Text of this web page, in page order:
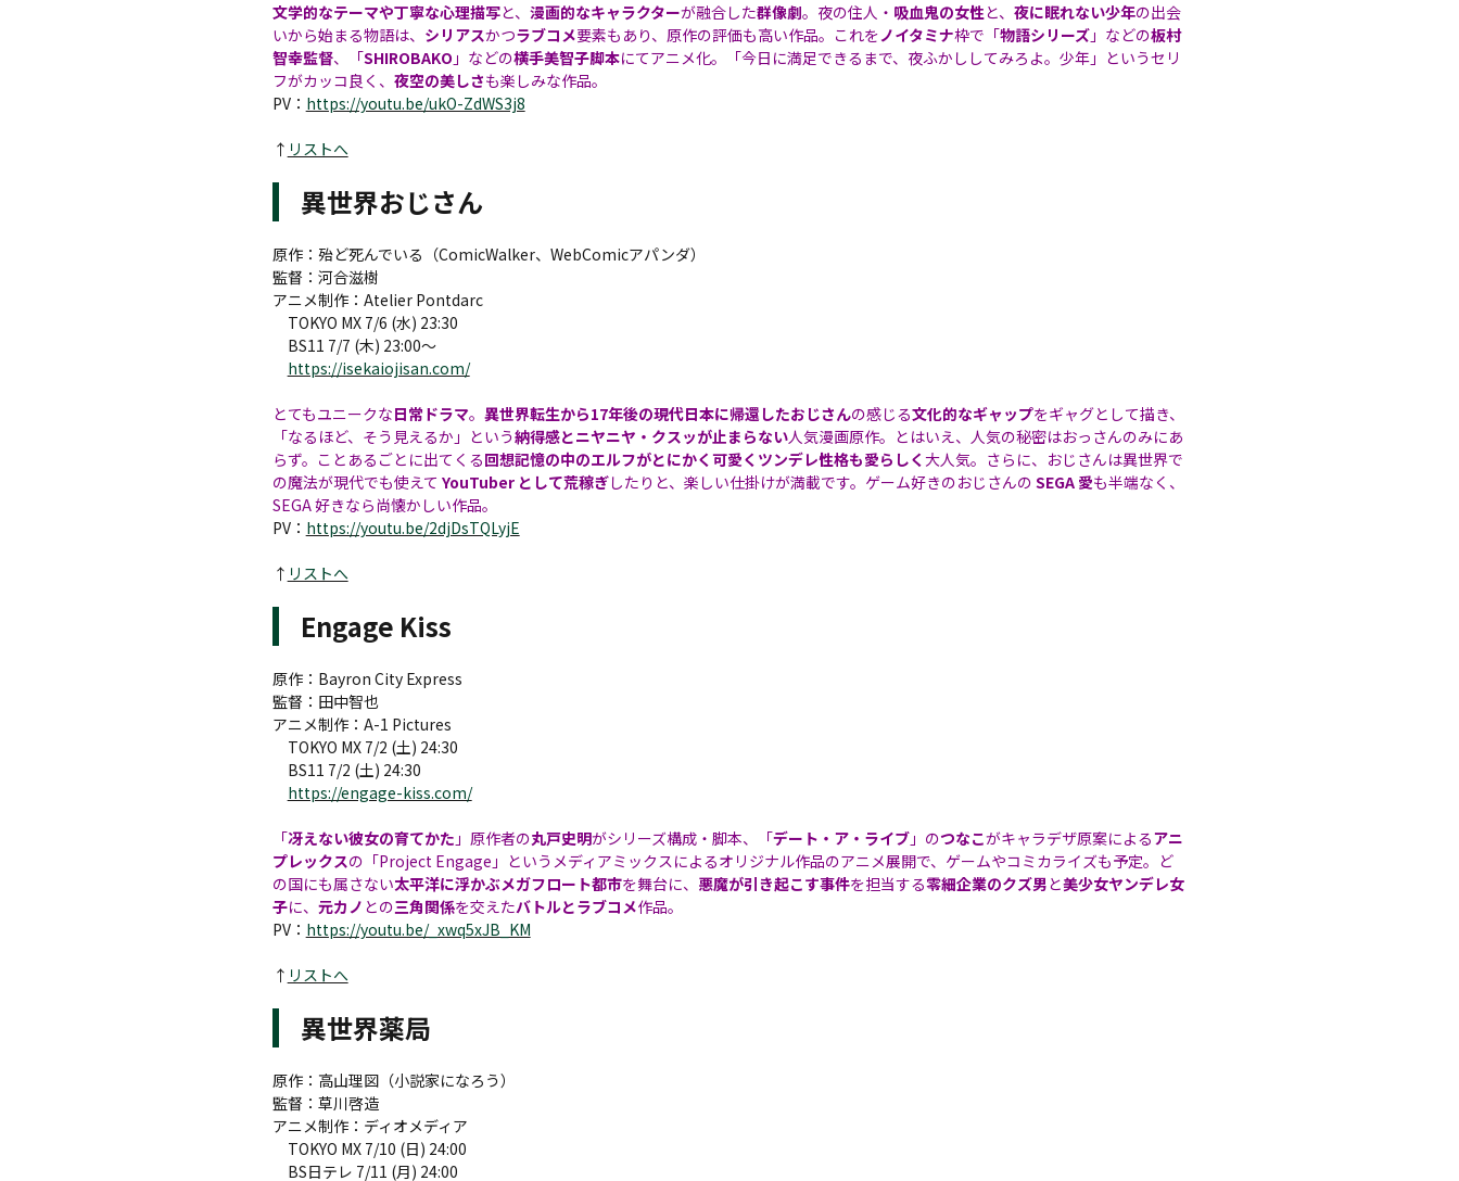
文学的なテーマや丁寧な心理描写と、 漫画的なキャラクターが融合した群像劇。夜の住人・ 吸血鬼の女性と、 夜に眠れない少年の出会
いから始まる物語は、 シリアスかつラブコメ要素もあり、原作の評価も高い作品。これをノイタミナ枠で「物語シリーズ」などの板村
智幸監督、「SHIROBAKO 」などの横手美智子脚本にてアニメ化。「今日に満足できるまで、夜ふかししてみろよ。少年」というセリ
フがカッコ良く、 夜空の美しさも楽しみな作品。
PV： https://youtu.be/ukO-ZdWS3j8
↑ リストへ
異世界おじさん
原作：殆ど死んでいる（ComicWalker、WebComicアパンダ）
監督：河合滋樹
アニメ制作：Atelier Pontdarc
TOKYO MX 7/6 (水) 23:30
BS11 7/7 (木) 23:00～
https://isekaiojisan.com/
とてもユニークな日常ドラマ。 異世界転生から17年後の現代日本に帰還したおじさんの感じる文化的なギャップをギャグとして描き、
「なるほど、そう見えるか」という納得感とニヤニヤ・クスッが止まらない人気漫画原作。とはいえ、人気の秘密はおっさんのみにあ
らず。ことあるごとに出てくる回想記憶の中のエルフがとにかく可愛くツンデレ性格も愛らしく大人気。さらに、おじさんは異世界で
の魔法が現代でも使えて YouTuber として荒稼ぎしたりと、楽しい仕掛けが満載です。ゲーム好きのおじさんの SEGA 愛も半端なく、
SEGA 好きなら尚懐かしい作品。
PV： https://youtu.be/2djDsTQLyjE
↑ リストへ
Engage Kiss
原作：Bayron City Express
監督：田中智也
アニメ制作：A-1 Pictures
TOKYO MX 7/2 (土) 24:30
BS11 7/2 (土) 24:30
https://engage-kiss.com/
「冴えない彼女の育てかた 」原作者の丸戸史明がシリーズ構成・脚本、「デート・ア・ライブ」のつなこがキャラデザ原案によるアニ
プレックスの「Project Engage」というメディアミックスによるオリジナル作品のアニメ展開で、ゲームやコミカライズも予定。ど
の国にも属さない太平洋に浮かぶメガフロート都市を舞台に、 悪魔が引き起こす事件を担当する零細企業のクズ男と美少女ヤンデレ女
子に、 元カノ との三角関係を交えたバトルとラブコメ作品。
PV： https://youtu.be/_xwq5xJB_KM
↑ リストへ
異世界薬局
原作：高山理図（小説家になろう）
監督：草川啓造
アニメ制作：ディオメディア
TOKYO MX 7/10 (日) 24:00
BS日テレ 7/11 (月) 24:00